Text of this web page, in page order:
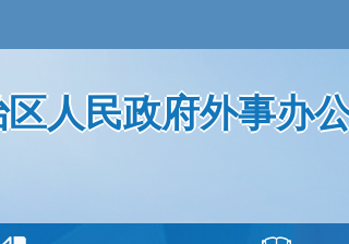
人民政府外事办